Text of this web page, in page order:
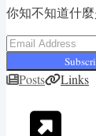
你知不知道什
Posts Links